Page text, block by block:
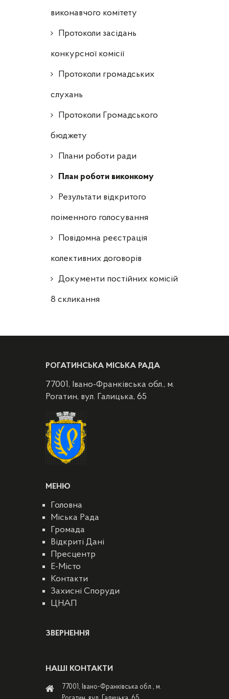
виконавчого комітету
Протоколи засідань
конкурсної комісії
Протоколи громадських
слухань
Протоколи Громадського
бюджету
Плани роботи ради
План роботи виконкому
Результати відкритого
поіменного голосування
Повідомна реєстрація
колективних договорів
Документи постійних комісій
8 скликання
РОГАТИНСЬКА МІСЬКА РАДА
77001, Івано-Франківська обл., м.
Рогатин, вул. Галицька, 65
МЕНЮ
Головна
Міська Рада
Громада
Відкриті Дані
Пресцентр
E-Місто
Контакти
Захисні Споруди
ЦНАП
ЗВЕРНЕННЯ
НАШІ КОНТАКТИ
77001, Івано-Франківська обл., м.